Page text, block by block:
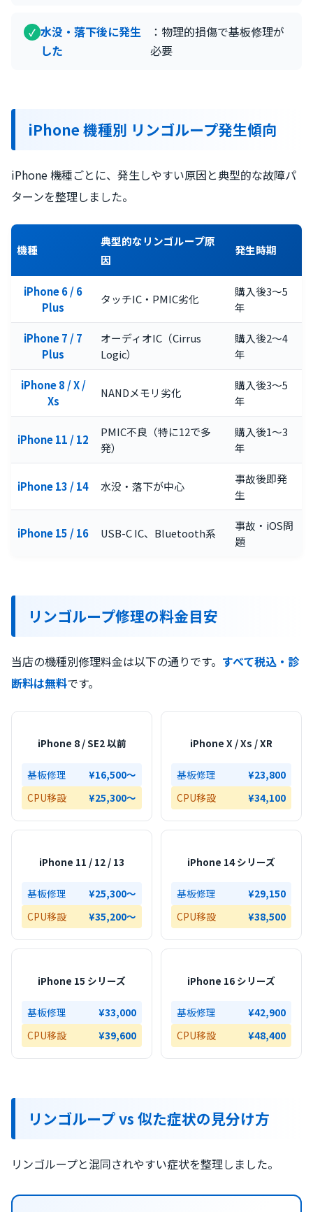
水没・落下後に発生
した
：物理的損傷で基板修理が
必要
iPhone 機種別 リンゴループ発生傾向
iPhone 機種ごとに、発生しやすい原因と典型的な故障パ
ターンを整理しました。
機種
典型的なリンゴループ原
因
発生時期
iPhone 6 / 6
Plus
タッチIC・PMIC劣化
購入後3〜5
年
iPhone 7 / 7
Plus
オーディオIC（Cirrus
Logic）
購入後2〜4
年
iPhone 8 / X /
Xs
NANDメモリ劣化
購入後3〜5
年
iPhone 11 / 12
PMIC不良（特に12で多
発）
購入後1〜3
年
iPhone 13 / 14 水没・落下が中心
事故後即発
生
iPhone 15 / 16 USB-C IC、Bluetooth系
事故・iOS問
題
リンゴループ修理の料金目安
当店の機種別修理料金は以下の通りです。 すべて税込・診
断料は無料です。
iPhone 8 / SE2 以前
基板修理
¥16,500〜
CPU移設
¥25,300〜
iPhone X / Xs / XR
基板修理
¥23,800
CPU移設
¥34,100
iPhone 11 / 12 / 13
基板修理
¥25,300〜
CPU移設
¥35,200〜
iPhone 14 シリーズ
基板修理
¥29,150
CPU移設
¥38,500
iPhone 15 シリーズ
基板修理
¥33,000
CPU移設
¥39,600
iPhone 16 シリーズ
基板修理
¥42,900
CPU移設
¥48,400
リンゴループ vs 似た症状の見分け方
リンゴループと混同されやすい症状を整理しました。